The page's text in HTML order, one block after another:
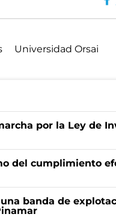
Universidad Orsai
por la Ley de
del cumplimiento
banda de